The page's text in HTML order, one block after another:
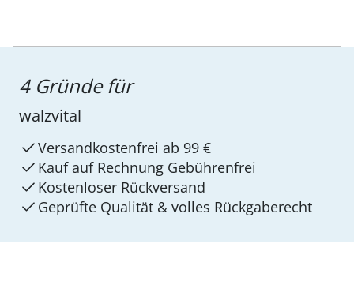
4 Gründe für
walzvital
Versandkostenfrei ab 99 €
Kauf auf Rechnung Gebührenfrei
Kostenloser Rückversand
Geprüfte Qualität & volles Rückgaberecht